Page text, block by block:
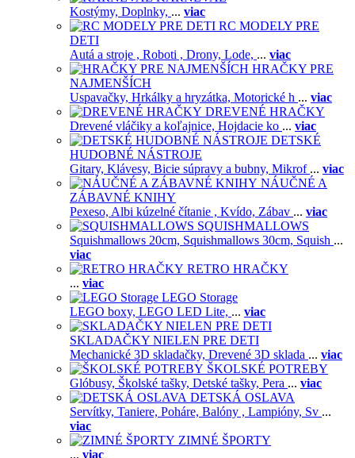
Kostýmy, Doplnky, ... viac
RC MODELY PRE
DETI
Autá a stroje , Roboti , Drony, Lode, ... viac
HRAČKY PRE
NAJMENŠÍCH
Uspavačky, Hrkálky a hryzátka, Motorické h ... viac
DREVENÉ HRAČKY
Drevené vláčiky a koľajnice, Hojdacie ko ... viac
DETSKÉ
HUDOBNÉ NÁSTROJE
Gitary, Klávesy, Bicie súpravy a bubny, Mikrof ... viac
NÁUČNÉ A
ZÁBAVNÉ KNIHY
Pexeso, Albi kúzelné čítanie , Kvído, Zábav ... viac
SQUISHMALLOWS
Squishmallows 20cm, Squishmallows 30cm, Squish ...
viac
RETRO HRAČKY
... viac
LEGO Storage
LEGO boxy, LEGO LED Lite, ... viac
SKLADAČKY NIELEN PRE DETI
Mechanické 3D skladačky, Drevené 3D sklada ... viac
ŠKOLSKÉ POTREBY
Glóbusy, Školské tašky, Detské tašky, Pera ... viac
DETSKÁ OSLAVA
Servítky, Taniere, Poháre, Balóny , Lampióny, Sv ...
viac
ZIMNÉ ŠPORTY
... viac